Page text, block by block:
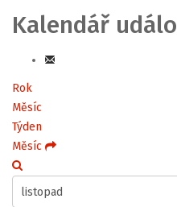
Kalendář
Rok
Měsíc
Týden
Měsíc